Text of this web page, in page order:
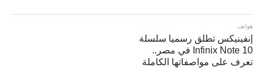
هواتف
إنفينيكس تطلق رسميا سلسلة
Infinix Note 10 في مصر..
تعرف على مواصفاتها الكاملة